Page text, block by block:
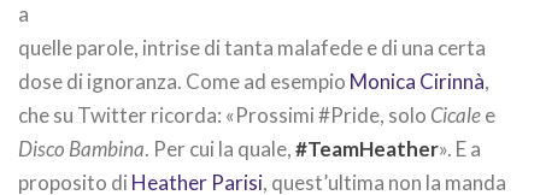
a
quelle parole, intrise di tanta malafede e di una certa
dose di ignoranza. Come ad esempio Monica Cirinnà,
che su Twitter ricorda: «Prossimi #Pride, solo Cicalee
Disco Bambina. Per cui la quale,#TeamHeather». E a
proposito di Heather Parisi, quest’ultima non la manda